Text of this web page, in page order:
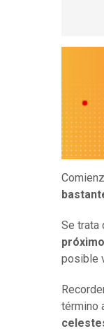
Se trata
posible
término